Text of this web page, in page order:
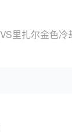
里扎尔金色